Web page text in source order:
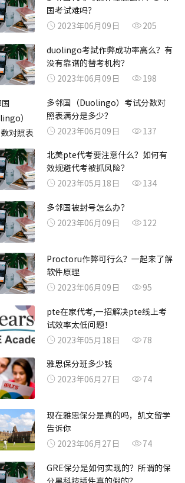
国考试难吗？
2023年06月09日
205
duolingo考試作弊成功率高么？有
没有靠谱的替考机构？
2023年06月09日
198
多邻国（Duolingo）考试分数对
照表满分是多少？
2023年06月09日
137
北美pte代考要注意什么？如何有
效规避代考被抓风险？
2023年05月18日
134
多邻国被封号怎么办？
2023年06月09日
122
Proctoru作弊可行么？一起来了解
软件原理
2023年06月09日
95
pte在家代考,一招解决pte线上考
试效率太低问题！
2023年05月18日
78
雅思保分班多少钱
2023年06月27日
74
现在雅思保分是真的吗，凯文留学
告诉你
2023年06月27日
74
GRE保分是如何实现的？所谓的保
分黑科技插件真的假的？